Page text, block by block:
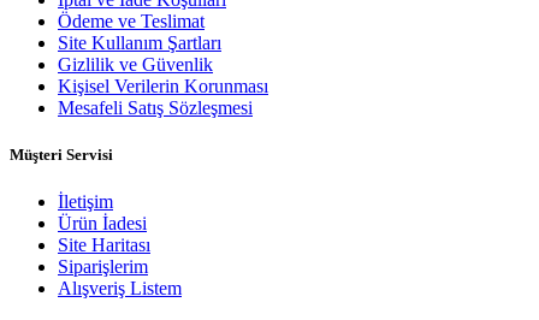
Ödeme ve Teslimat
Site Kullanım Şartları
Gizlilik ve Güvenlik
Kişisel Verilerin Korunması
Mesafeli Satış Sözleşmesi
Müşteri Servisi
İletişim
Ürün İadesi
Site Haritası
Siparişlerim
Alışveriş Listem